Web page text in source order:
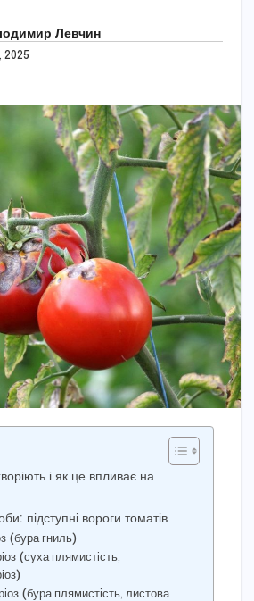
Левчин
2025
і як це впливає на
підступні вороги томатів
(бура гниль)
(суха плямистість,
(бура плямистість, листова